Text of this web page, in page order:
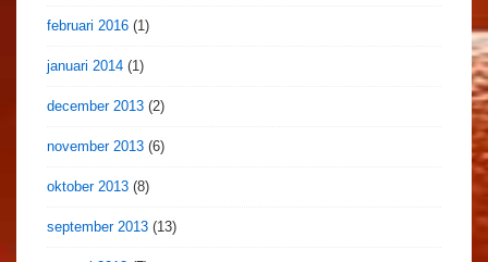
februari 2016 (1)
januari 2014 (1)
december 2013 (2)
november 2013 (6)
oktober 2013 (8)
september 2013 (13)